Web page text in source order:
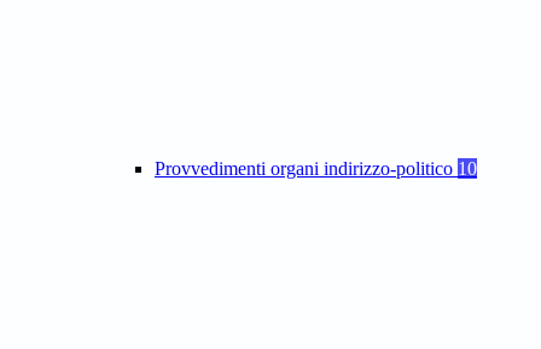
Provvedimenti organi indirizzo-politico 10